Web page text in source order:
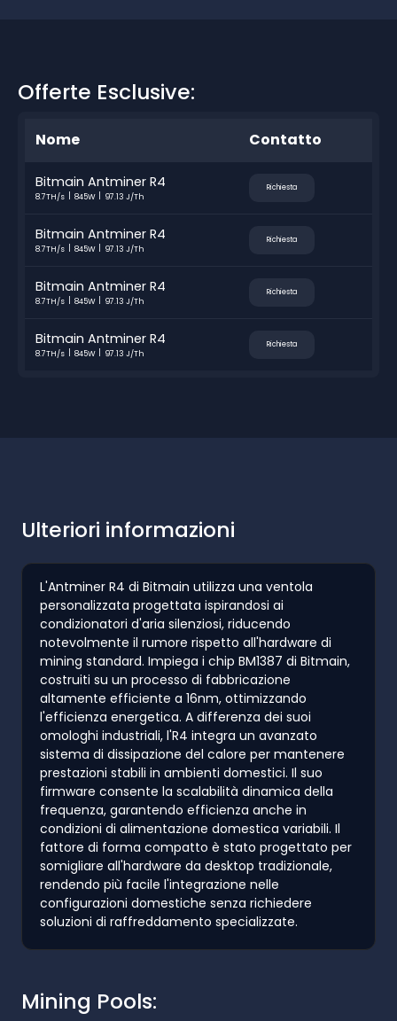
Offerte Esclusive:
Nome Contatto
Bitmain Antminer R4
8.7TH/s 845W 97.13 J/Th
Richiesta
Bitmain Antminer R4
8.7TH/s 845W 97.13 J/Th
Richiesta
Bitmain Antminer R4
8.7TH/s 845W 97.13 J/Th
Richiesta
Bitmain Antminer R4
8.7TH/s 845W 97.13 J/Th
Richiesta
Ulteriori informazioni
L'Antminer R4 di Bitmain utilizza una ventola
personalizzata progettata ispirandosi ai
condizionatori d'aria silenziosi, riducendo
notevolmente il rumore rispetto all'hardware di
mining standard. Impiega i chip BM1387 di Bitmain,
costruiti su un processo di fabbricazione
altamente efficiente a 16nm, ottimizzando
l'efficienza energetica. A differenza dei suoi
omologhi industriali, l'R4 integra un avanzato
sistema di dissipazione del calore per mantenere
prestazioni stabili in ambienti domestici. Il suo
firmware consente la scalabilità dinamica della
frequenza, garantendo efficienza anche in
condizioni di alimentazione domestica variabili. Il
fattore di forma compatto è stato progettato per
somigliare all'hardware da desktop tradizionale,
rendendo più facile l'integrazione nelle
configurazioni domestiche senza richiedere
soluzioni di raffreddamento specializzate.
Mining Pools: